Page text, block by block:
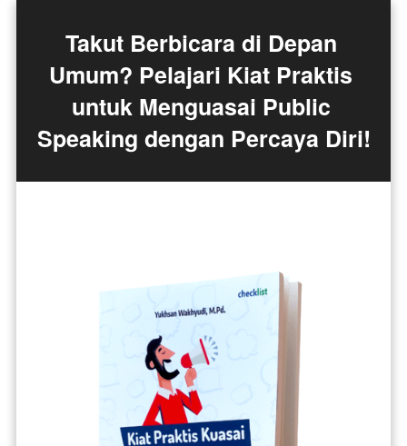
Takut Berbicara di Depan
Umum? Pelajari Kiat Praktis
untuk Menguasai Public
Speaking dengan Percaya Diri!